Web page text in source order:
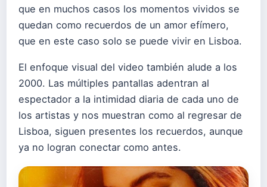
que en muchos casos los momentos vividos se
quedan como recuerdos de un amor efímero,
que en este caso solo se puede vivir en Lisboa.
El enfoque visual del video también alude a los
2000. Las múltiples pantallas adentran al
espectador a la intimidad diaria de cada uno de
los artistas y nos muestran como al regresar de
Lisboa, siguen presentes los recuerdos, aunque
ya no logran conectar como antes.